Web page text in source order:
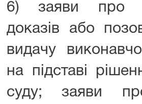
6) заяви про
доказів або
видачу
на підставі
суду; заяви